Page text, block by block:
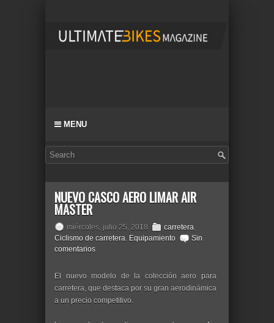
MENU
NUEVO CASCO AERO LIMAR AIR
MASTER
miércoles, julio 25, 2018 carretera,
Ciclismo de carretera, Equipamiento
Sin
comentarios
El nuevo modelo de la colección aero para
carretera, que destaca por su gran aerodinámica
a un precio competitivo.